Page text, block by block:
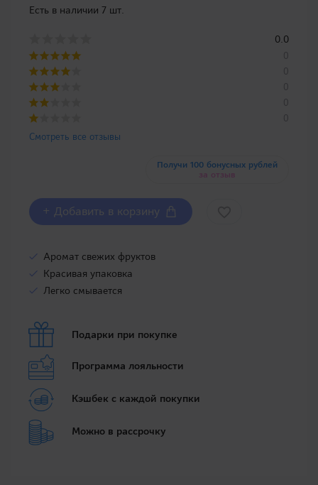
Есть в наличии 7 шт.
0.0
0
0
0
0
0
Смотреть все отзывы
Получи 100 бонусных рублей
за отзыв
+ Добавить в корзину
Аромат свежих фруктов
Красивая упаковка
Легко смывается
Подарки при покупке
Программа лояльности
Кэшбек с каждой покупки
Можно в рассрочку